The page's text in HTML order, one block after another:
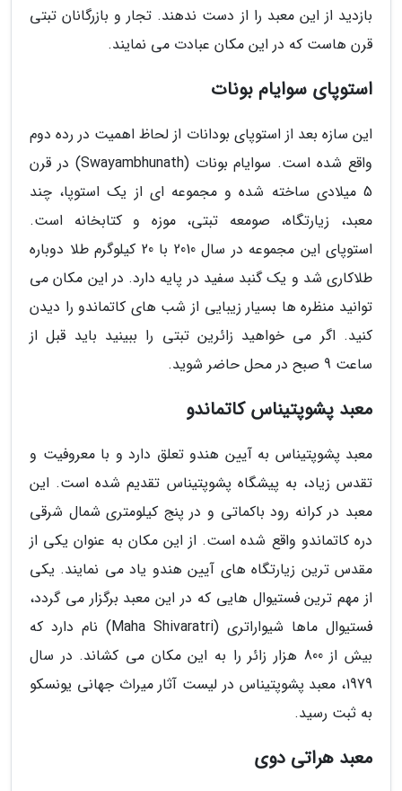
بازدید از این معبد را از دست ندهند. تجار و بازرگانان تبتی
قرن هاست که در این مکان عبادت می نمایند.
استوپای سوایام بونات
این سازه بعد از استوپای بودانات از لحاظ اهمیت در رده دوم
واقع شده است. سوایام بونات (Swayambhunath) در قرن
5 میلادی ساخته شده و مجموعه ای از یک استوپا، چند
معبد، زیارتگاه، صومعه تبتی، موزه و کتابخانه است.
استوپای این مجموعه در سال 2010 با 20 کیلوگرم طلا دوباره
طلاکاری شد و یک گنبد سفید در پایه دارد. در این مکان می
توانید منظره ها بسیار زیبایی از شب های کاتماندو را دیدن
کنید. اگر می خواهید زائرین تبتی را ببینید باید قبل از
ساعت 9 صبح در محل حاضر شوید.
معبد پشوپتیناس کاتماندو
معبد پشوپتیناس به آیین هندو تعلق دارد و با معروفیت و
تقدس زیاد، به پیشگاه پشوپتیناس تقدیم شده است. این
معبد در کرانه رود باکماتی و در پنج کیلومتری شمال شرقی
دره کاتماندو واقع شده است. از این مکان به عنوان یکی از
مقدس ترین زیارتگاه های آیین هندو یاد می نمایند. یکی
از مهم ترین فستیوال هایی که در این معبد برگزار می گردد،
فستیوال ماها شیواراتری (Maha Shivaratri) نام دارد که
بیش از 800 هزار زائر را به این مکان می کشاند. در سال
1979، معبد پشوپتیناس در لیست آثار میراث جهانی یونسکو
به ثبت رسید.
معبد هراتی دوی